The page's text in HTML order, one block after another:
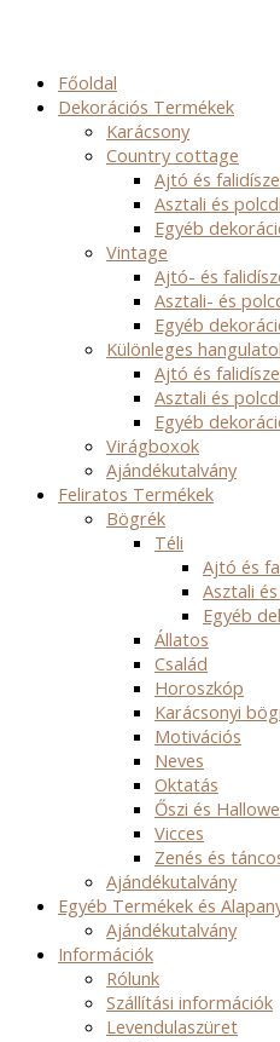
Főoldal
Dekorációs Termékek
Karácsony
Country cottage
Ajtó és
Asztali és
Egyéb
Vintage
Ajtó- és
Asztali- és
Egyéb
Különleges
Ajtó és
Asztali és
Egyéb
Virágboxok
Ajándékutalvány
Feliratos Termékek
Bögrék
Téli
Ajtó és
Asztali
Egyéb
Állatos
Család
Horoszkóp
Karácsonyi
Motivációs
Neves
Oktatás
Őszi és
Vicces
Zenés és
Ajándékutalvány
Egyéb Termékek és
Ajándékutalvány
Információk
Rólunk
Szállítási információk
Levendulaszüret